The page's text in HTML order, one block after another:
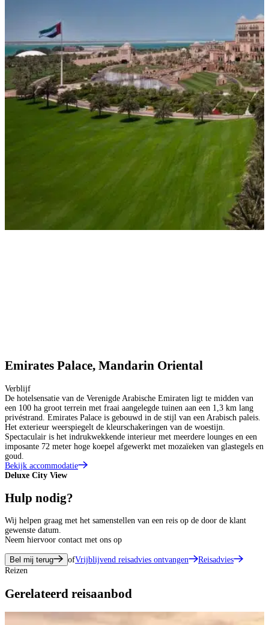
Emirates Palace, Mandarin Oriental
Verblijf
De hotelsensatie van de Verenigde Arabische Emiraten ligt te midden van
een 100 ha groot terrein met fraai aangelegde tuinen aan een 1,3 km lang
privéstrand. Emirates Palace is gebouwd in de stijl van een Arabisch paleis.
Het exterieur weerspiegelt de kleurschakeringen van de woestijn.
Spectaculair is het indrukwekkende interieur met meerdere lounges en een
imposante 72 meter hoge koepel afgewerkt met mozaïeken van glastegels en
goud.
Bekijk accommodatie
Deluxe City View
Hulp nodig?
Wij helpen graag met het samenstellen van een reis op de door de klant
gewenste datum.
Neem hiervoor contact met ons op
Bel mij terug ofVrijblijvend reisadvies ontvangen
Reisadvies
Reizen
Gerelateerd reisaanbod